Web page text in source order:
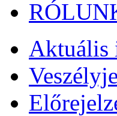
Aktuális